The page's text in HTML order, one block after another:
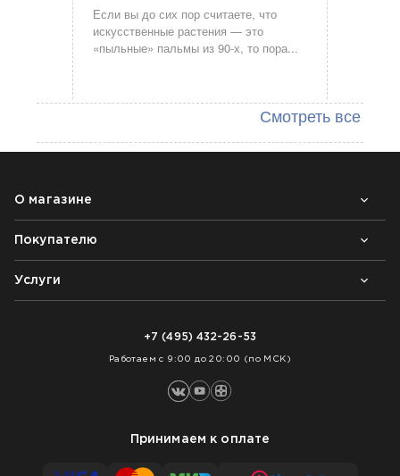
Если вы до сих пор считаете, что
искусственные растения — это
«пыльные» пальмы из 90-х, то пора...
Смотреть все
О магазине
Почему выбирают нас
Контакты
Блог
Покупателю
Возврат товара
Как заказать
Услуги
+7 (495) 432-26-53
Работаем с 9:00 до 20:00 (по МСК)
Принимаем к оплате